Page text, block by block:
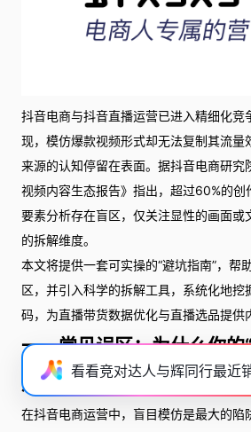
抖音电商与抖音直播运营已进入精细化竞
现，模仿爆款视频形式却无法复制其流量
来源的认知停留在表面。据抖音电商研
视频内容生态报告》指出，超过60%的创
要素分析存在盲区，仅关注显性的画面或
的拆解维度。
本文将提供一套可实操的“避坑指南”，帮
区，并引入科学的拆解工具，系统化地挖
码，为直播带货数据优化与直播选品提供
一、常见误区：为什么你的
用？
在抖音电商运营中，盲目模仿是最大的陷
看看竞对达人与辉同行最近